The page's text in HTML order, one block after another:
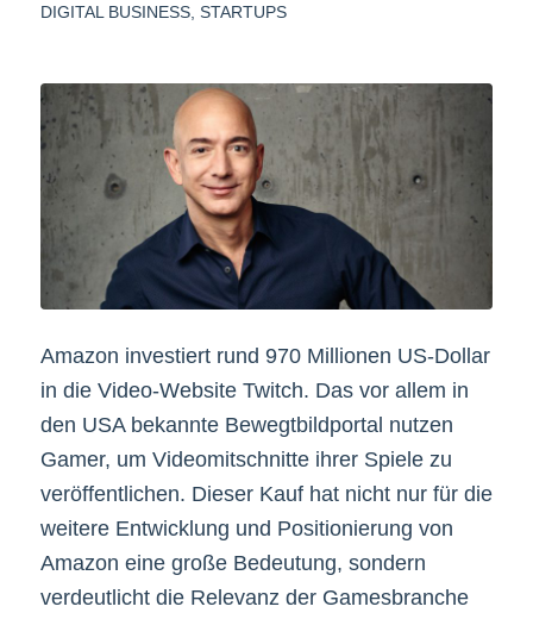
DIGITAL BUSINESS, STARTUPS
Amazon investiert rund 970 Millionen US-Dollar
in die Video-Website Twitch. Das vor allem in
den USA bekannte Bewegtbildportal nutzen
Gamer, um Videomitschnitte ihrer Spiele zu
veröffentlichen. Dieser Kauf hat nicht nur für die
weitere Entwicklung und Positionierung von
Amazon eine große Bedeutung, sondern
verdeutlicht die Relevanz der Gamesbranche